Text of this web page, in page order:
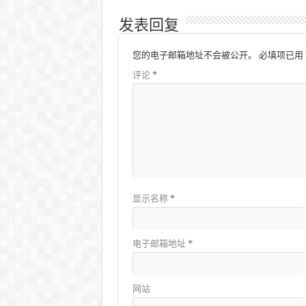
发表回复
您的电子邮箱地址不会被公开。 必填项已用
评论 *
显示名称 *
电子邮箱地址 *
网站